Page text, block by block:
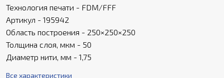
Технология печати - FDM/FFF
Артикул - 195942
Область построения - 250×250×250
Толщина слоя, мкм - 50
Диаметр нити, мм - 1,75
Все характеристики